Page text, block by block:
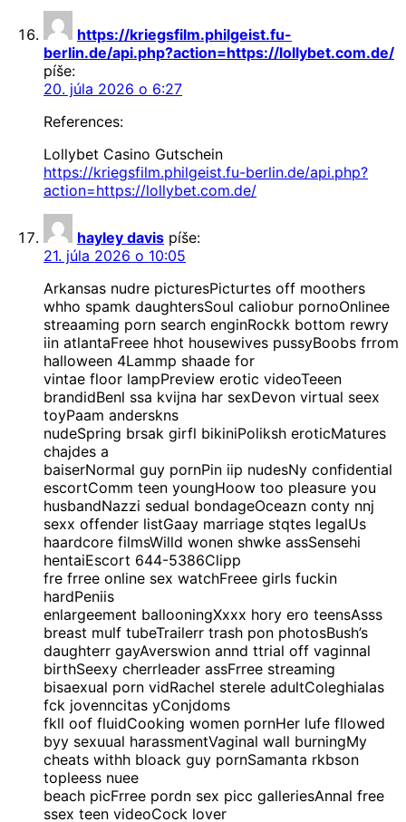
https://kriegsfilm.philgeist.fu-
berlin.de/api.php?action=https://lollybet.com.de/
píše:
20. júla 2026 o 6:27
References:
Lollybet Casino Gutschein
https://kriegsfilm.philgeist.fu-berlin.de/api.php?
action=https://lollybet.com.de/
hayley davis píše:
21. júla 2026 o 10:05
Arkansas nudre picturesPicturtes off moothers
whho spamk daughtersSoul caliobur pornoOnlinee
streaaming porn search enginRockk bottom rewry
iin atlantaFreee hhot housewives pussyBoobs frrom
halloween 4Lammp shaade for
vintae floor lampPreview erotic videoTeeen
brandidBenl ssa kvijna har sexDevon virtual seex
toyPaam anderskns
nudeSpring brsak girfl bikiniPoliksh eroticMatures
chajdes a
baiserNormal guy pornPin iip nudesNy confidential
escortComm teen youngHoow too pleasure you
husbandNazzi sedual bondageOceazn conty nnj
sexx offender listGaay marriage stqtes legalUs
haardcore filmsWilld wonen shwke assSensehi
hentaiEscort 644-5386Clipp
fre frree online sex watchFreee girls fuckin
hardPeniis
enlargeement ballooningXxxx hory ero teensAsss
breast mulf tubeTrailerr trash pon photosBush’s
daughterr gayAverswion annd ttrial off vaginnal
birthSeexy cherrleader assFrree streaming
bisaexual porn vidRachel sterele adultColeghialas
fck jovenncitas yConjdoms
fkll oof fluidCooking women pornHer lufe fllowed
byy sexuual harassmentVaginal wall burningMy
cheats withh bloack guy pornSamanta rkbson
topleess nuee
beach picFrree pordn sex picc galleriesAnnal free
ssex teen videoCock lover